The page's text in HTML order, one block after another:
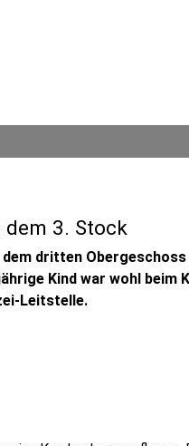
3. Stock
dritten
Kind war wohl beim
Leitstelle.